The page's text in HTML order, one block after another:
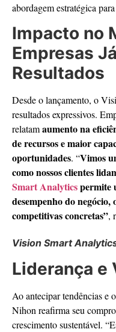
abordagem estratégica
Impacto no
Empresas
Resultados
Desde o lançamento, o
resultados expressivos.
relatamaumento na
de recursos e maior
oportunidades. “Vimos
como nossos clientes
Smart Analyticspermite
desempenho do negócio,
competitivas concretas”,
Vision Smart
Liderança e
Ao antecipar tendências e
Nihon reafirma seu
crescimento sustentável.